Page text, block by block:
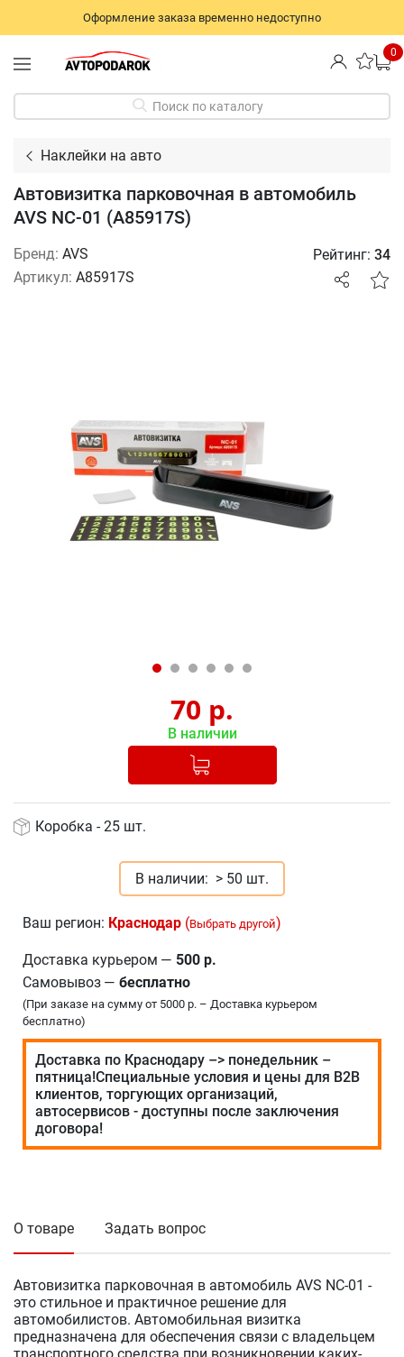
Оформление заказа временно недоступно
0
Поиск по каталогу
Наклейки на авто
Автовизитка парковочная в автомобиль
AVS NC-01 (A85917S)
Бренд: AVS
Артикул: A85917S
Рейтинг: 34
70 р.
В наличии
Добавлено в корзину
Коробка - 25 шт.
В наличии: > 50 шт.
Ваш регион: Краснодар (Выбрать другой)
Доставка курьером — 500 р.
Самовывоз — бесплатно
(При заказе на сумму от 5000 р. – Доставка курьером
бесплатно)
Доставка по Краснодару –> понедельник –
пятница!Специальные условия и цены для В2В
клиентов, торгующих организаций,
автосервисов - доступны после заключения
договора!
О товаре Задать вопрос
Автовизитка парковочная в автомобиль AVS NC-01 -
это стильное и практичное решение для
автомобилистов. Автомобильная визитка
предназначена для обеспечения связи с владельцем